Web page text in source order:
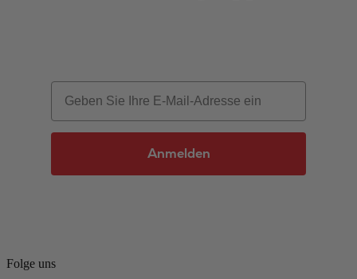
Email
Anmelden
Folge uns